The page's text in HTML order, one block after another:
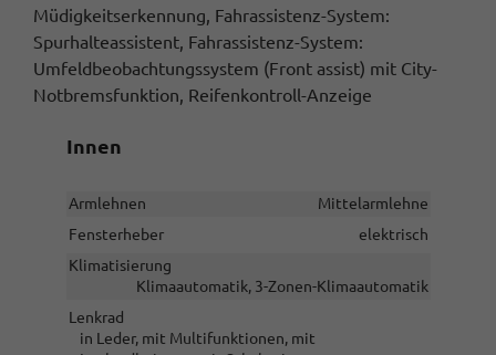
Müdigkeitserkennung, Fahrassistenz-System:
Spurhalteassistent, Fahrassistenz-System:
Umfeldbeobachtungssystem (Front assist) mit City-
Notbremsfunktion, Reifenkontroll-Anzeige
Innen
Armlehnen
Mittelarmlehne
Fensterheber
elektrisch
Klimatisierung
Klimaautomatik, 3-Zonen-Klimaautomatik
Lenkrad
in Leder, mit Multifunktionen, mit